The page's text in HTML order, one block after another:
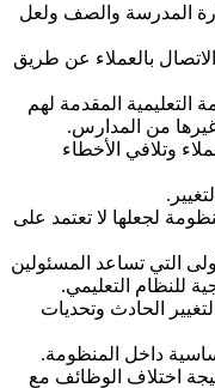
المدرسة والصف ولعل
بالعملاء عن طريق
التعليمية المقدمة لهم
من المدارس.
وتلافي الأخطاء
لجعلها لا تعتمد على
التي تساعد المسئولين
للنظام التعليمي.
الحادث وتحديات
داخل المنظومة.
اختلاف الوظائف مع